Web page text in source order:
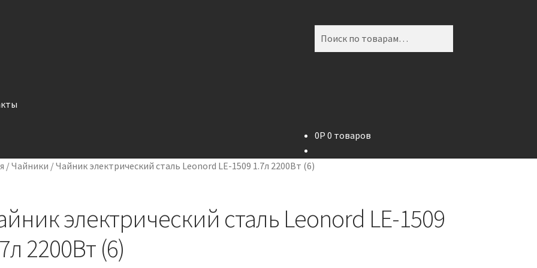
0P 0 товаров
/Чайники /Чайник электрический сталь Leonord LE-1509 1.7л 2200Вт (6)
электрический сталь Leonord LE-1509
2200Вт (6)